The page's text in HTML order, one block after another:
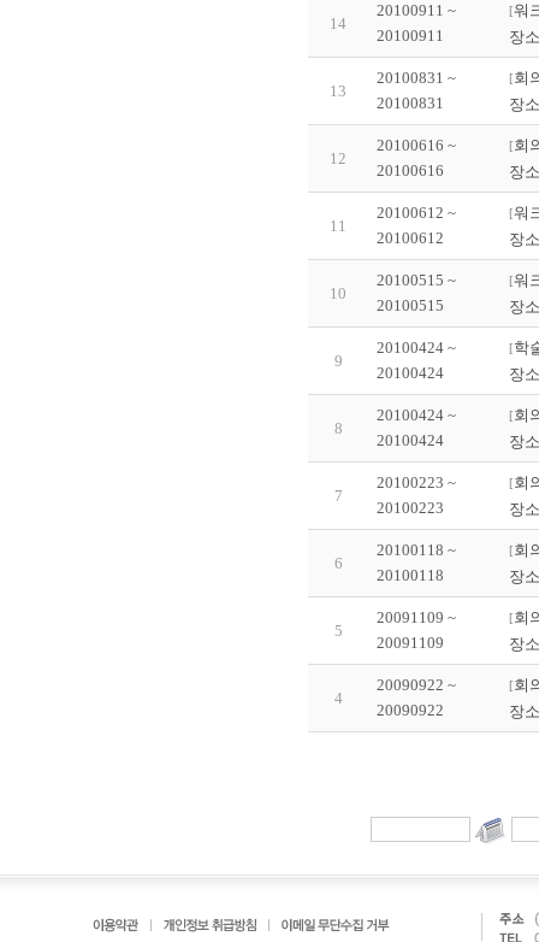
14
20100911 ~
20100911
[워
장
13
20100831 ~
20100831
[회
장
12
20100616 ~
20100616
[회
장
11
20100612 ~
20100612
[워
장
10
20100515 ~
20100515
[워
장
9
20100424 ~
20100424
[학
장
8
20100424 ~
20100424
[회
장
7
20100223 ~
20100223
[회
장
6
20100118 ~
20100118
[회
장
5
20091109 ~
20091109
[회
장
4
20090922 ~
20090922
[회
장